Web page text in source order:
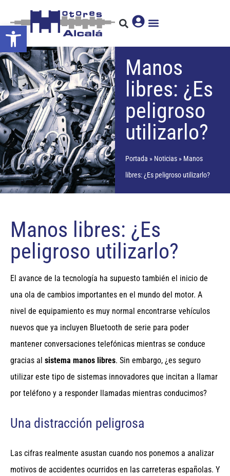
Abrir barra de herramientas
Manos
libres: ¿Es
peligroso
utilizarlo?
Portada » Noticias » Manos
libres: ¿Es peligroso utilizarlo?
Manos libres: ¿Es
peligroso utilizarlo?
El avance de la tecnología ha supuesto también el inicio de
una ola de cambios importantes en el mundo del motor. A
nivel de equipamiento es muy normal encontrarse vehículos
nuevos que ya incluyen Bluetooth de serie para poder
mantener conversaciones telefónicas mientras se conduce
gracias al sistema manos libres. Sin embargo, ¿es seguro
utilizar este tipo de sistemas innovadores que incitan a llamar
por teléfono y a responder llamadas mientras conducimos?
Una distracción peligrosa
Las cifras realmente asustan cuando nos ponemos a analizar
motivos de accidentes ocurridos en las carreteras españolas. Y